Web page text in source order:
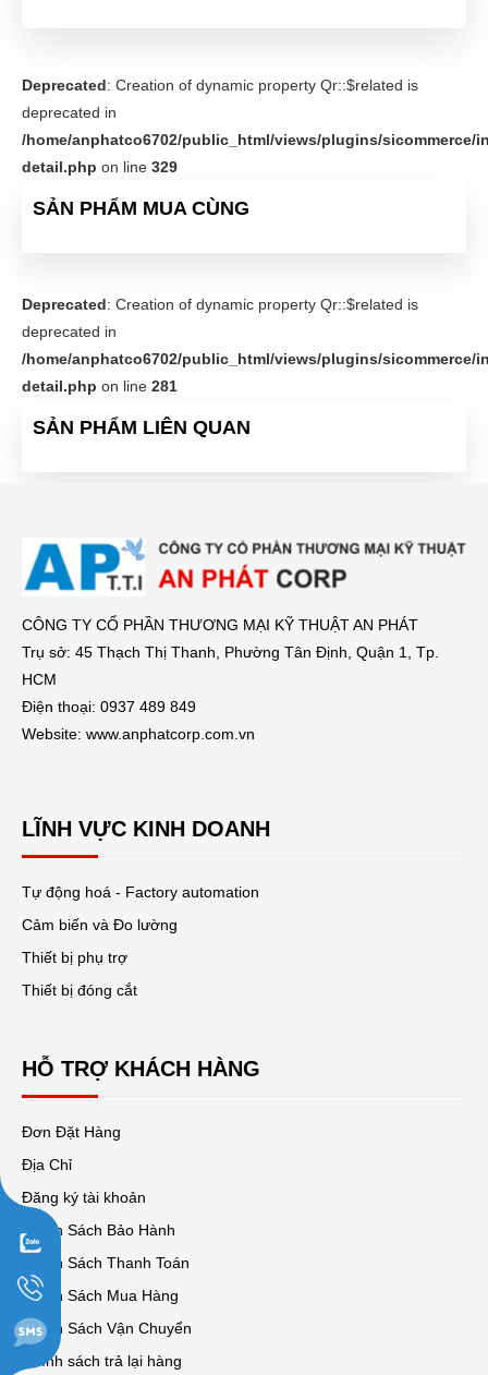
Deprecated: Creation of dynamic property Qr::$related is
deprecated in
/home/anphatco6702/public_html/views/plugins/sicommerce/
detail.php on line 329
SẢN PHẨM MUA CÙNG
Deprecated: Creation of dynamic property Qr::$related is
deprecated in
/home/anphatco6702/public_html/views/plugins/sicommerce/
detail.php on line 281
SẢN PHẨM LIÊN QUAN
CÔNG TY CỔ PHẦN THƯƠNG MẠI KỸ THUẬT AN PHÁT
Trụ sở: 45 Thạch Thị Thanh, Phường Tân Định, Quận 1, Tp.
HCM
Điện thoại: 0937 489 849
Website: www.anphatcorp.com.vn
LĨNH VỰC KINH DOANH
Tự động hoá - Factory automation
Cảm biến và Đo lường
Thiết bị phụ trợ
Thiết bị đóng cắt
HỖ TRỢ KHÁCH HÀNG
Đơn Đặt Hàng
Địa Chỉ
Đăng ký tài khoản
Chính Sách Bảo Hành
Chính Sách Thanh Toán
Chính Sách Mua Hàng
Chính Sách Vận Chuyển
Chính sách trả lại hàng